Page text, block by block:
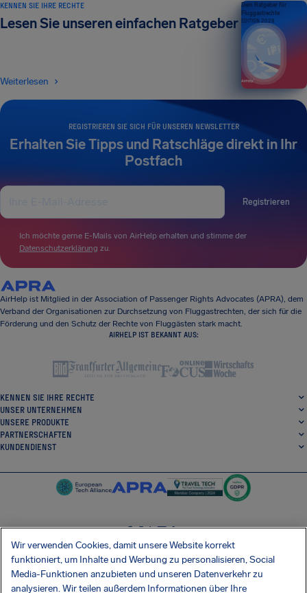
REGISTRIEREN SIE SICH FÜR UNSEREN NEWSLETTER
Erhalten Sie Tipps und Ratschläge direkt in Ihr
Postfach
Registrieren
Ich möchte gerne E-Mails von AirHelp erhalten und stimme der
Datenschutzerklärung zu.
KENNEN SIE IHRE RECHTE
Lesen Sie unseren einfachen Ratgeber
Weiterlesen
Dein Ratgeber für
Fluggastrechte
EDITION 2026
AirHelp ist Mitglied in der Association of Passenger Rights Advocates (APRA), dem
Verband der Organisationen zur Durchsetzung von Fluggastrechten, der sich für die
Förderung und den Schutz der Rechte von Fluggästen stark macht.
AIRHELP IST BEKANNT AUS:
KENNEN SIE IHRE RECHTE
UNSER UNTERNEHMEN
UNSERE PRODUKTE
PARTNERSCHAFTEN
KUNDENDIENST
SocialFacebook
SocialTwitter
SocialInstagram
SocialLinkedin
ERHALTEN SIE UNSERE KOSTENLOSE APP
Wir verwenden Cookies, damit unsere Website korrekt
funktioniert, um Inhalte und Werbung zu personalisieren, Social
Media-Funktionen anzubieten und unseren Datenverkehr zu
analysieren. Wir teilen außerdem Informationen über Ihre